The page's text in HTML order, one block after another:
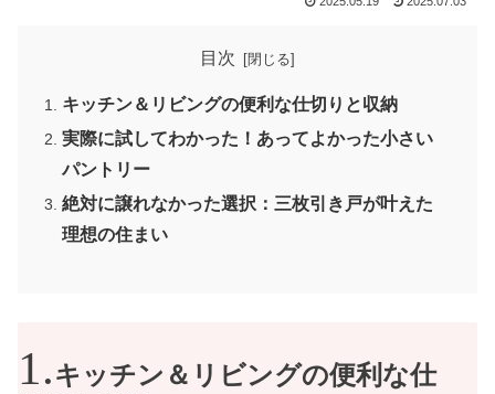
目次
キッチン＆リビングの便利な仕切りと収納
実際に試してわかった！あってよかった小さい
パントリー
絶対に譲れなかった選択：三枚引き戸が叶えた
理想の住まい
キッチン＆リビングの便利な仕